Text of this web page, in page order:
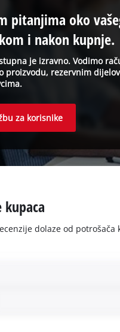
je izravno. Vodimo
proizvodu, rezervnim
pitanjima oko
i nakon kupnje.
za korisnike
kupaca
dolaze od